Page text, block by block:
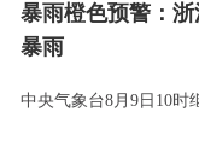
暴雨橙色预警：
暴雨
中央气象台8月9日10时